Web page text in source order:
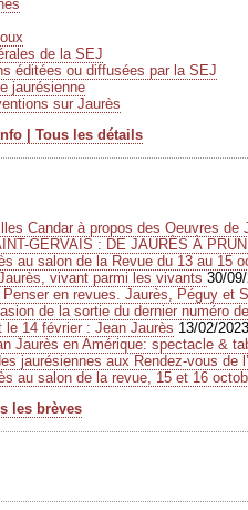
de la SEJ
éditées ou diffusées par la SEJ
jaurésienne
sur Jaurès
| Tous les détails
Candar à propos des Oeuvres de
GERVAIS : DE JAURÈS À
au salon de la Revue du 13 au 15
vivant parmi les vivants 30/
en revues. Jaurès, Péguy et
de la sortie du dernier numéro
le 14 février : Jean Jaurès 13/02/2023
Jaurès en Amérique: spectacle &
jaurésiennes aux Rendez-vous
au salon de la revue, 15 et 16
les brèves